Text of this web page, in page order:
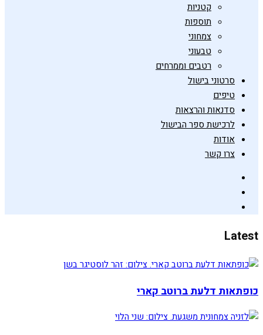
קטניות
תוספות
צמחוני
טבעוני
רטבים וממרחים
סרטוני בישול
טיפים
סדנאות והרצאות
לרכישת ספר הבישול
אודות
צרו קשר
Latest
כופתאות דלעת ברוטב קארי